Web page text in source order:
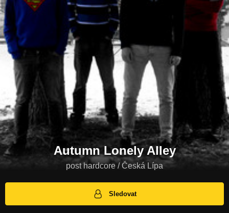
Autumn Lonely Alley
post hardcore / Česká Lípa
Sledovat